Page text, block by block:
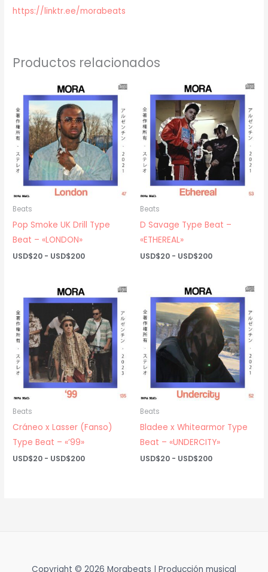
https://linktr.ee/morabeats
Productos relacionados
Beats
Pop Smoke UK Drill Type
Beat – «LONDON»
USD$20 - USD$200Rango
USD$20
hasta
USD$200
Beats
D Savage Type Beat –
«ETHEREAL»
USD$20 - USD$200Rango
USD$20
hasta
USD$200
Beats
Cráneo x Lasser (Fanso)
Type Beat – «’99»
USD$20 - USD$200Rango
Beats
Bladee x Whitearmor Type
Beat – «UNDERCITY»
USD$20 - USD$200Rango
Copyright © 2026 Morabeats | Producción musical